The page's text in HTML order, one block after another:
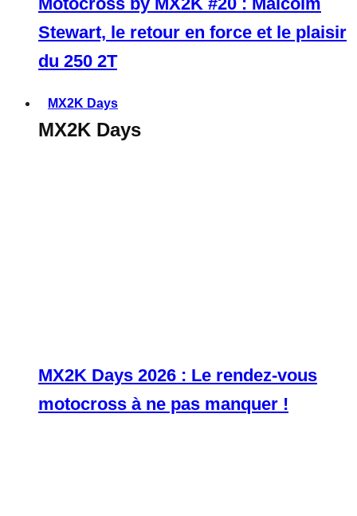
Stewart, le retour en force et le plaisir
du 250 2T
MX2K Days
MX2K Days
MX2K Days 2026 : Le rendez-vous
motocross à ne pas manquer !